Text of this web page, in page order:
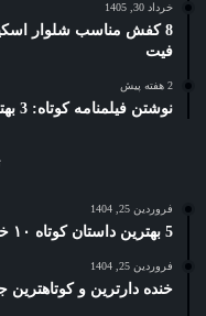
خرداد 30, 1405
8 کفش مناسب شلوار
فیت
2 هفته پیش
نوشتن فیلمنامه کوتاه: 3 بهترین PDF آموزش کامل (دانلود رایگان)
فروردین 25, 1404
5 بهترین داستان کوتاه ۱۰ خطی آموزنده (pdf رایگان)
فروردین 25, 1404
خنده دارترین و کوتاهترین جوک برای